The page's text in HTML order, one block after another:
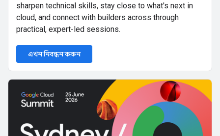
sharpen technical skills, stay close to what's next in
cloud, and connect with builders across through
practical, expert-led sessions.
এখন নিবন্ধন করুন